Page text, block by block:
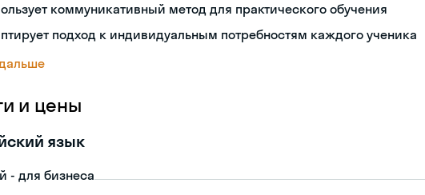
коммуникативный метод для практического обучения
подход к индивидуальным потребностям каждого ученика
и цены
язык
- для бизнеса